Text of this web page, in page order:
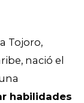
Tojoro,
nació el
habilidades